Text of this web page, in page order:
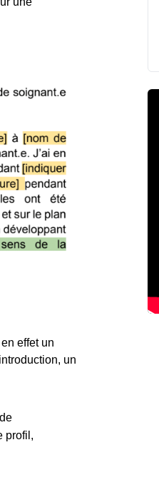
effet un
un
profil,